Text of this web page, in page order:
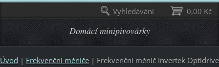
Domácí minipivovárky
Úvod | Frekvenční měniče | Frekvenční měnič Invertek Optidrive
0,00 Kč
Vyhledávání